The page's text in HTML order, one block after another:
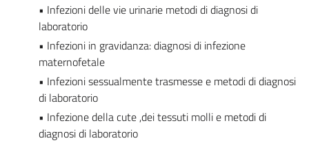
• Infezioni delle vie urinarie metodi di diagnosi di
laboratorio
• Infezioni in gravidanza: diagnosi di infezione
maternofetale
• Infezioni sessualmente trasmesse e metodi di diagnosi
di laboratorio
• Infezione della cute ,dei tessuti molli e metodi di
diagnosi di laboratorio